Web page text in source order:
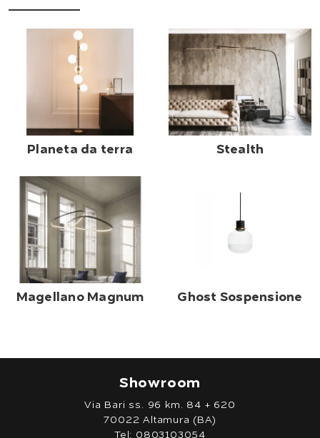
Planeta da terra Stealth
Magellano Magnum Ghost Sospensione
Showroom
Via Bari ss. 96 km. 84 + 620
70022 Altamura (BA)
Tel: 0803103054